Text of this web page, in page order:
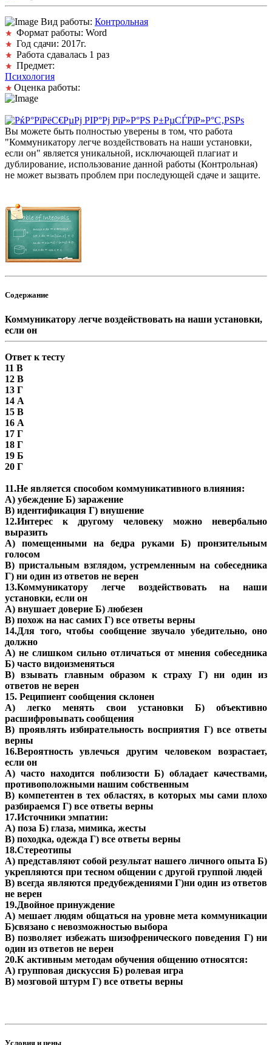
Вид работы: Контрольная
Формат работы: Word
Год сдачи: 2017г.
Работа сдавалась 1 раз
Предмет:
Психология
Оценка работы:
Вы можете быть полностью уверены в том, что работа
"Коммуникатору легче воздействовать на наши установки,
если он" является уникальной, исключающей плагиат и
дублирование, использование данной работы (Контрольная)
не может вызвать проблем при последующей сдаче и защите.
Содержание
Коммуникатору легче воздействовать на наши установки,
если он
Ответ к тесту
11 В
12 В
13 Г
14 А
15 В
16 А
17 Г
18 Г
19 Б
20 Г
11.Не является способом коммуникативного влияния:
А) убеждение Б) заражение
В) идентификация Г) внушение
12.Интерес к другому человеку можно невербально
выразить
А) помещенными на бедра руками Б) пронзительным
голосом
В) пристальным взглядом, устремленным на собеседника
Г) ни один из ответов не верен
13.Коммуникатору легче воздействовать на наши
установки, если он
А) внушает доверие Б) любезен
В) похож на нас самих Г) все ответы верны
14.Для того, чтобы сообщение звучало убедительно, оно
должно
А) не слишком сильно отличаться от мнения собеседника
Б) часто видоизменяться
В) взывать главным образом к страху Г) ни один из
ответов не верен
15. Реципиент сообщения склонен
А) легко менять свои установки Б) объективно
расшифровывать сообщения
В) проявлять избирательность восприятия Г) все ответы
верны
16.Вероятность увлечься другим человеком возрастает,
если он
А) часто находится поблизости Б) обладает качествами,
противоположными нашим собственным
В) компетентен в тех областях, в которых мы сами плохо
разбираемся Г) все ответы верны
17.Источники эмпатии:
А) поза Б) глаза, мимика, жесты
В) походка, одежда Г) все ответы верны
18.Стереотипы
А) представляют собой результат нашего личного опыта Б)
укрепляются при тесном общении с другой группой людей
В) всегда являются предубеждениями Г)ни один из ответов
не верен
19.Двойное принуждение
А) мешает людям общаться на уровне мета коммуникации
Б)связано с невозможностью выбора
В) позволяет избежать шизофренического поведения Г) ни
один из ответов не верен
20.К активным методам обучения общению относятся:
А) групповая дискуссия Б) ролевая игра
В) мозговой штурм Г) все ответы верны
Условия и цены